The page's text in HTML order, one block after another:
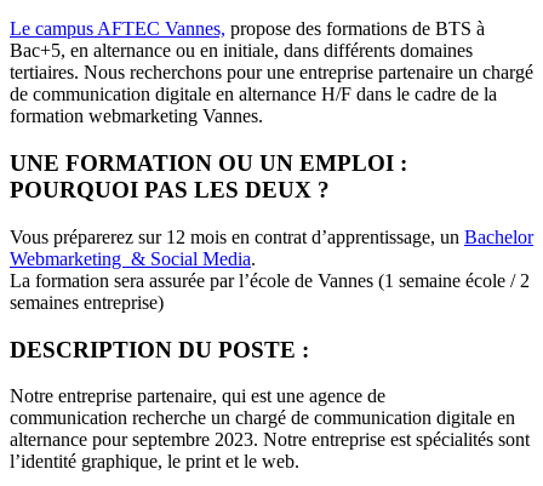
Le campus AFTEC Vannes, propose des formations de BTS à
Bac+5, en alternance ou en initiale, dans différents domaines
tertiaires. Nous recherchons pour une entreprise partenaire un chargé
de communication digitale en alternance H/F dans le cadre de la
formation webmarketing Vannes.
UNE FORMATION OU UN EMPLOI :
POURQUOI PAS LES DEUX ?
Vous préparerez sur 12 mois en contrat d’apprentissage, un Bachelor
Webmarketing & Social Media.
La formation sera assurée par l’école de Vannes (1 semaine école / 2
semaines entreprise)
DESCRIPTION DU POSTE :
Notre entreprise partenaire, qui est une agence de
communication recherche un chargé de communication digitale en
alternance pour septembre 2023. Notre entreprise est spécialités sont
l’identité graphique, le print et le web.